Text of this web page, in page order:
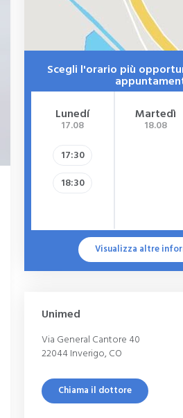
Scegli l'orario più
Lunedí
17.08
17:30
18:30
Martedì
18.08
Visualizza altre
Unimed
Via General Cantore 40
22044 Inverigo, CO
Chiama il dottore